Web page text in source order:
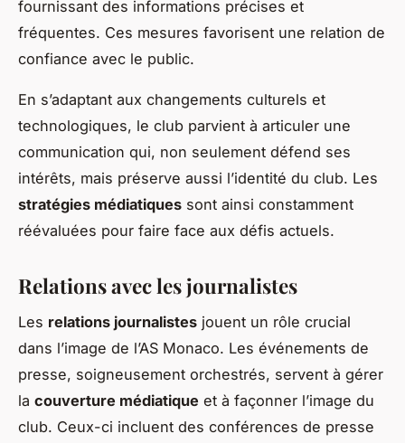
fournissant des informations précises et
fréquentes. Ces mesures favorisent une relation de
confiance avec le public.
En s’adaptant aux changements culturels et
technologiques, le club parvient à articuler une
communication qui, non seulement défend ses
intérêts, mais préserve aussi l’identité du club. Les
stratégies médiatiques sont ainsi constamment
réévaluées pour faire face aux défis actuels.
Relations avec les journalistes
Les relations journalistes jouent un rôle crucial
dans l’image de l’AS Monaco. Les événements de
presse, soigneusement orchestrés, servent à gérer
la couverture médiatique et à façonner l’image du
club. Ceux-ci incluent des conférences de presse